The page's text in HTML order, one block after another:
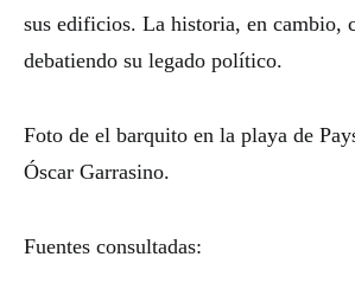
sus edificios. La historia, en cambio,
debatiendo su legado político.
Foto de el barquito en la playa de
Óscar Garrasino.
Fuentes consultadas: